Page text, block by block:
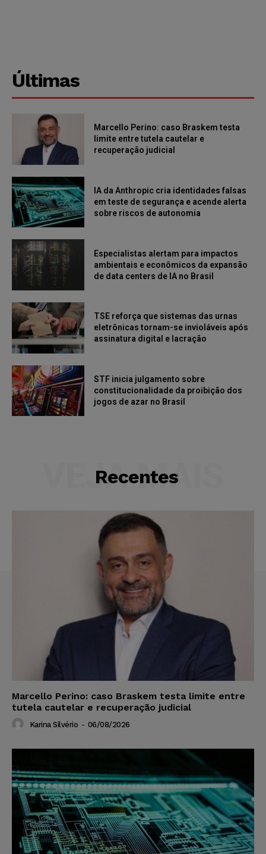
Últimas
Marcello Perino: caso Braskem testa
limite entre tutela cautelar e
recuperação judicial
IA da Anthropic cria identidades falsas
em teste de segurança e acende alerta
sobre riscos de autonomia
Especialistas alertam para impactos
ambientais e econômicos da expansão
de data centers de IA no Brasil
TSE reforça que sistemas das urnas
eletrônicas tornam-se invioláveis após
assinatura digital e lacração
STF inicia julgamento sobre
constitucionalidade da proibição dos
jogos de azar no Brasil
Recentes
VEJA MAIS
Marcello Perino: caso Braskem testa limite entre
tutela cautelar e recuperação judicial
Karina Silvério - 06/08/2026